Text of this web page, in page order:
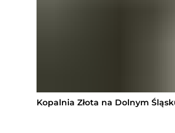
Kopalnia Złota na Dolnym